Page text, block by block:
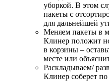
уборкой. В этом
пакеты с
для дальнейшей
Меняем пакеты в
Клинер положит
в корзины –
месте или
Раскладываем/
Клинер соберет